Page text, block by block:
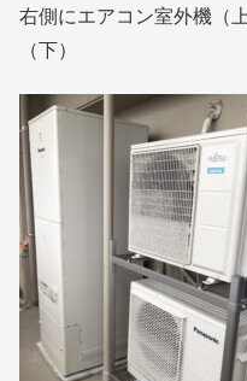
右側にエアコン室外機（
（下）